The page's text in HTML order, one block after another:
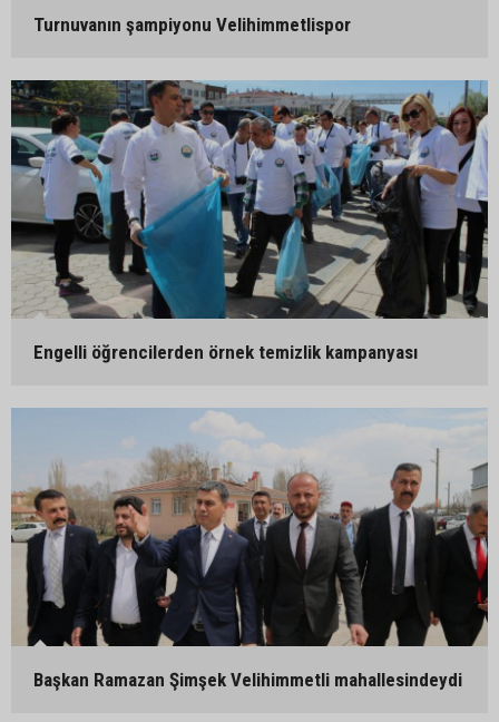
Turnuvanın şampiyonu Velihimmetlispor
Engelli öğrencilerden örnek temizlik kampanyası
Başkan Ramazan Şimşek Velihimmetli mahallesindeydi